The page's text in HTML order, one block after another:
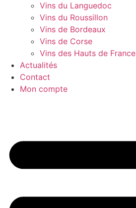
Vins du Languedoc
Vins du Roussillon
Vins de Bordeaux
Vins de Corse
Vins des Hauts de France
Actualités
Contact
Mon compte